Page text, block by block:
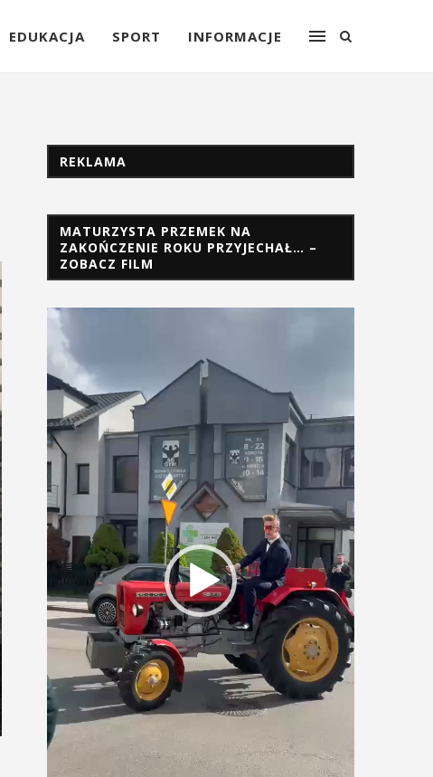
EDUKACJA SPORT INFORMACJE
REKLAMA
MATURZYSTA PRZEMEK NA
ZAKOŃCZENIE ROKU PRZYJECHAŁ… –
ZOBACZ FILM
Odtwarzacz
video